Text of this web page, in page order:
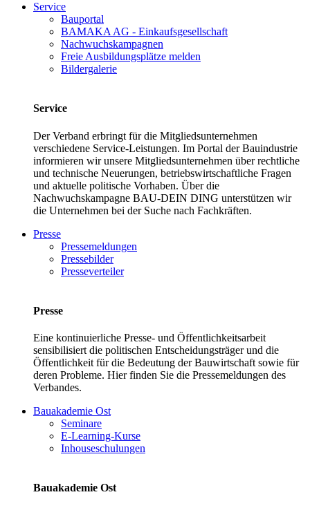
Service
Bauportal
BAMAKA AG - Einkaufsgesellschaft
Nachwuchskampagnen
Freie Ausbildungsplätze melden
Bildergalerie
Service
Der Verband erbringt für die Mitgliedsunternehmen
verschiedene Service-Leistungen. Im Portal der Bauindustrie
informieren wir unsere Mitgliedsunternehmen über rechtliche
und technische Neuerungen, betriebswirtschaftliche Fragen
und aktuelle politische Vorhaben. Über die
Nachwuchskampagne BAU-DEIN DING unterstützen wir
die Unternehmen bei der Suche nach Fachkräften.
Presse
Pressemeldungen
Pressebilder
Presseverteiler
Presse
Eine kontinuierliche Presse- und Öffentlichkeitsarbeit
sensibilisiert die politischen Entscheidungsträger und die
Öffentlichkeit für die Bedeutung der Bauwirtschaft sowie für
deren Probleme. Hier finden Sie die Pressemeldungen des
Verbandes.
Bauakademie Ost
Seminare
E-Learning-Kurse
Inhouseschulungen
Bauakademie Ost